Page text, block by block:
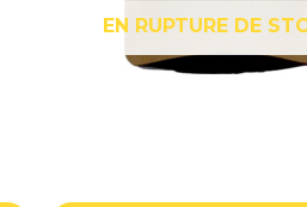
EN RUPTURE DE